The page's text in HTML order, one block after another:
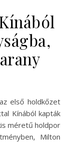
Kínából kapták
méretű holdpor
Milton